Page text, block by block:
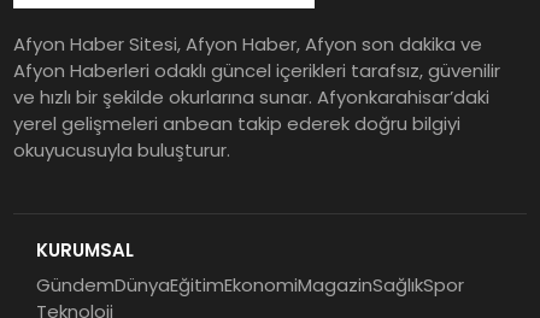
Afyon Haber Sitesi, Afyon Haber, Afyon son dakika ve
Afyon Haberleri odaklı güncel içerikleri tarafsız, güvenilir
ve hızlı bir şekilde okurlarına sunar. Afyonkarahisar’daki
yerel gelişmeleri anbean takip ederek doğru bilgiyi
okuyucusuyla buluşturur.
KURUMSAL
GündemDünyaEğitimEkonomiMagazinSağlıkSpor
Teknoloji